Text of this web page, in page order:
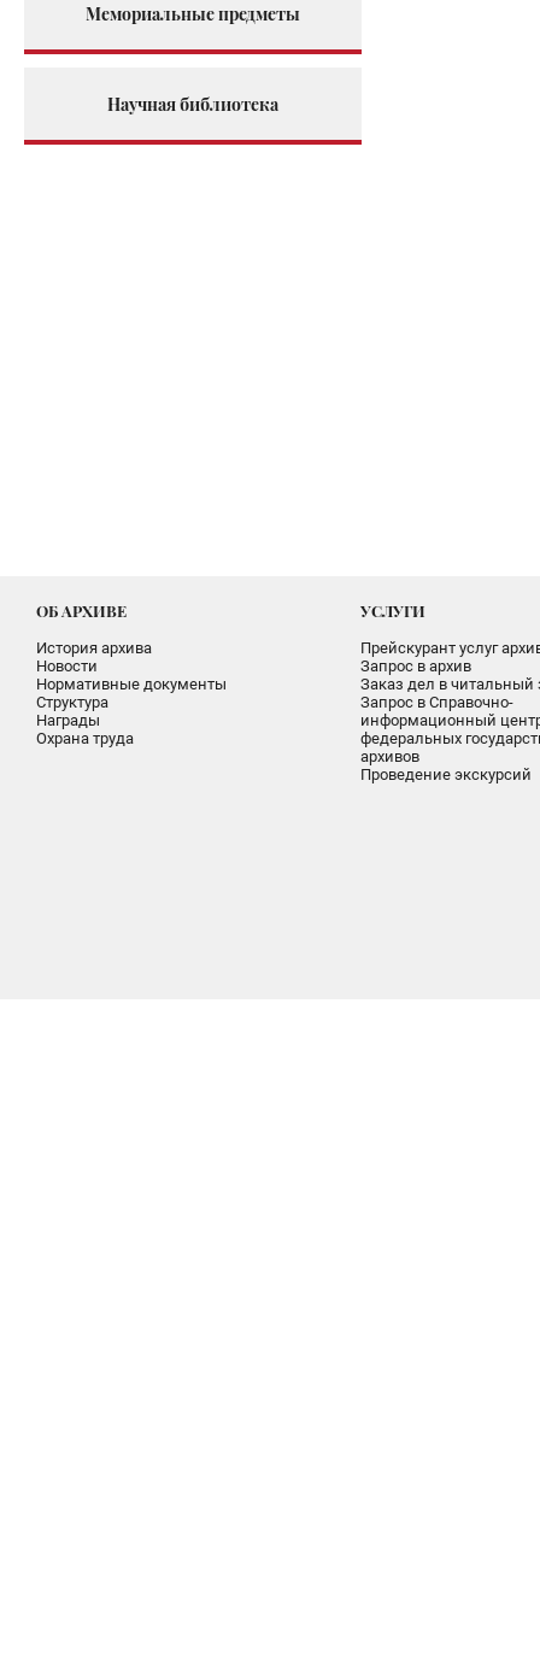
Мемориальные предметы
Научная библиотека
ОБ АРХИВЕ
История архива
Новости
Нормативные документы
Структура
Награды
Охрана труда
УСЛУГИ
Прейскурант услуг
Запрос в архив
Заказ дел в читальный
Запрос в Справочно-
информационный
федеральных
архивов
Проведение экскурсий